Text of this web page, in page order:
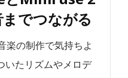
でつながる
楽の制作で気持ちよ
いたリズムやメロデ